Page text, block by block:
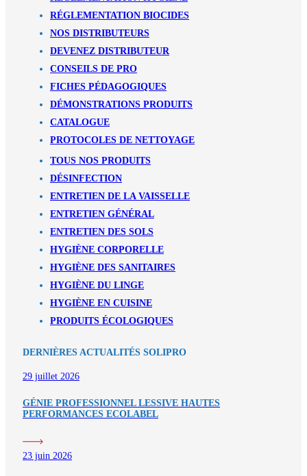
RÉGLEMENTATION BIOCIDES
NOS DISTRIBUTEURS
DEVENEZ DISTRIBUTEUR
CONSEILS DE PRO
FICHES PÉDAGOGIQUES
DÉMONSTRATIONS PRODUITS
CATALOGUE
PROTOCOLES DE NETTOYAGE
TOUS NOS PRODUITS
DÉSINFECTION
ENTRETIEN DE LA VAISSELLE
ENTRETIEN GÉNÉRAL
ENTRETIEN DES SOLS
HYGIÈNE CORPORELLE
HYGIÈNE DES SANITAIRES
HYGIÈNE DU LINGE
HYGIÈNE EN CUISINE
PRODUITS ÉCOLOGIQUES
DERNIÈRES ACTUALITÉS SOLIPRO
29 juillet 2026
GÉNIE PROFESSIONNEL LESSIVE HAUTES
PERFORMANCES ECOLABEL
23 juin 2026